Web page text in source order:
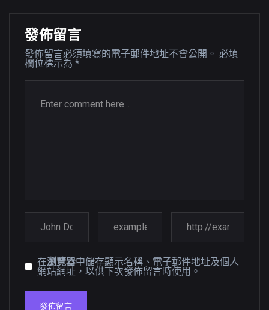
發佈留言
發佈留言必須填寫的電子郵件地址不會公開。 必填
欄位標示為 *
在瀏覽器中儲存顯示名稱、電子郵件地址及個人
網站網址，以供下次發佈留言時使用。